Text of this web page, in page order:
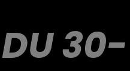
DU